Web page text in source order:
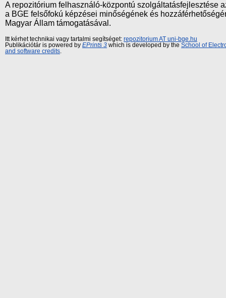
A repozitórium felhasználó-központú szolgáltatásfejlesztése
a BGE felsőfokú képzései minőségének és
Magyar Állam támogatásával.
Itt kérhet technikai vagy tartalmi segítséget: repozitorium AT uni-bge.hu
Publikációtár is powered by EPrints 3 which is developed by the School of
and software credits.